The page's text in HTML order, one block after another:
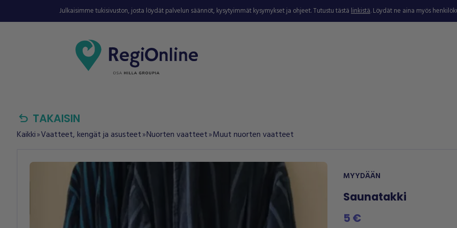
Julkaisimme tukisivuston, josta löydät palvelun säännöt, kysytyimmät kysymykset ja ohjeet. Tutustu tästälinkistä. Löydät ne aina myös
undo TAKAISIN
Kaikki double_arrowVaatteet, kengät ja asusteet double_arrowNuorten vaatteet double_arrow Muut nuorten vaatteet
MYYDÄÄN
Saunatakki
5 €